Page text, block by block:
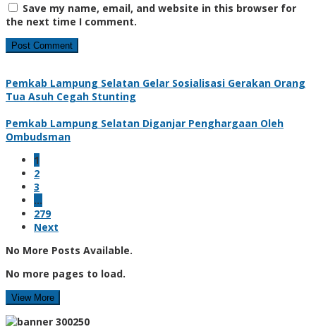
Save my name, email, and website in this browser for
the next time I comment.
Pemkab Lampung Selatan Gelar Sosialisasi Gerakan Orang
Tua Asuh Cegah Stunting
Pemkab Lampung Selatan Diganjar Penghargaan Oleh
Ombudsman
1
2
3
…
279
Next
No More Posts Available.
No more pages to load.
View More